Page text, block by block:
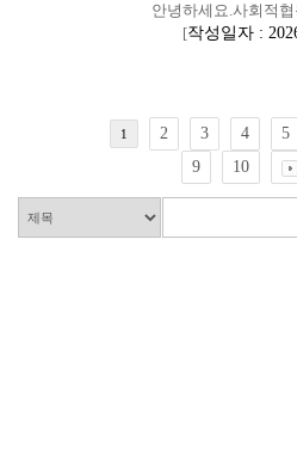
안녕하세요.사회적
[작성일자 :
1 2 3 4 5
9
10